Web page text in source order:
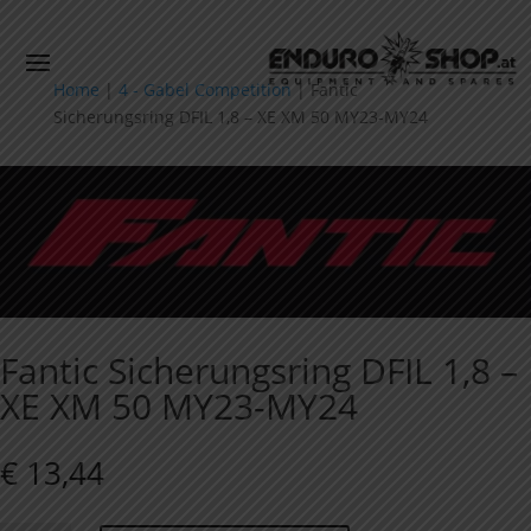
Home | 4 - Gabel Competition |Fantic
Sicherungsring DFIL 1,8 – XE XM 50 MY23-MY24
Fantic Sicherungsring DFIL 1,8 –
XE XM 50 MY23-MY24
€ 13,44